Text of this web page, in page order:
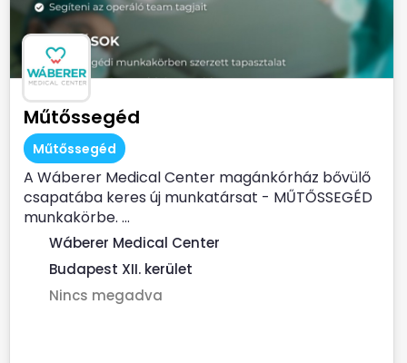
Műtőssegéd
Műtőssegéd
A Wáberer Medical Center magánkórház bővülő
csapatába keres új munkatársat - MŰTŐSSEGÉD
munkakörbe. ...
Wáberer Medical Center
Budapest XII. kerület
Nincs megadva